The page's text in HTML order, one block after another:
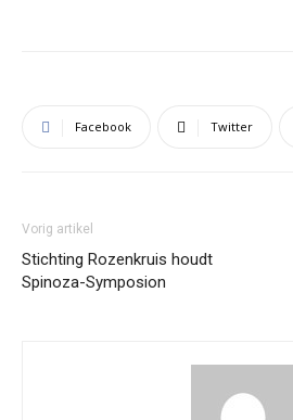
Facebook Twitter
Vorig artikel
Stichting Rozenkruis houdt
Spinoza-Symposion